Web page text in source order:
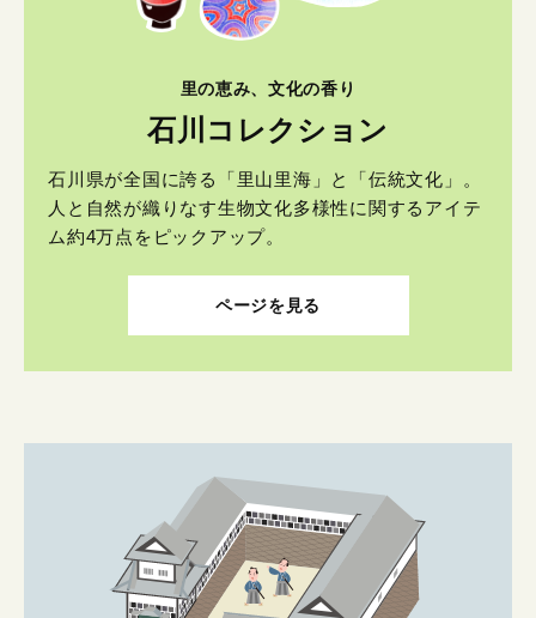
里の恵み、文化の香り
石川コレクション
石川県が全国に誇る「里山里海」と「伝統文化」。
人と自然が織りなす生物文化多様性に関するアイテ
ム約4万点をピックアップ。
ページを見る